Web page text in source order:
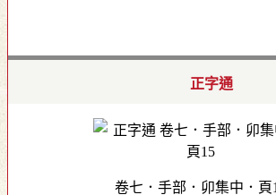
正字通
卷七．手部．卯集中．頁